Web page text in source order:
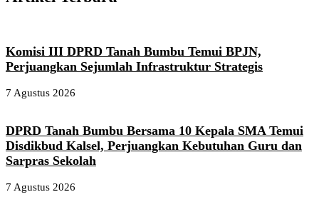
Komisi III DPRD Tanah Bumbu Temui BPJN,
Perjuangkan Sejumlah Infrastruktur Strategis
7 Agustus 2026
DPRD Tanah Bumbu Bersama 10 Kepala SMA Temui
Disdikbud Kalsel, Perjuangkan Kebutuhan Guru dan
Sarpras Sekolah
7 Agustus 2026